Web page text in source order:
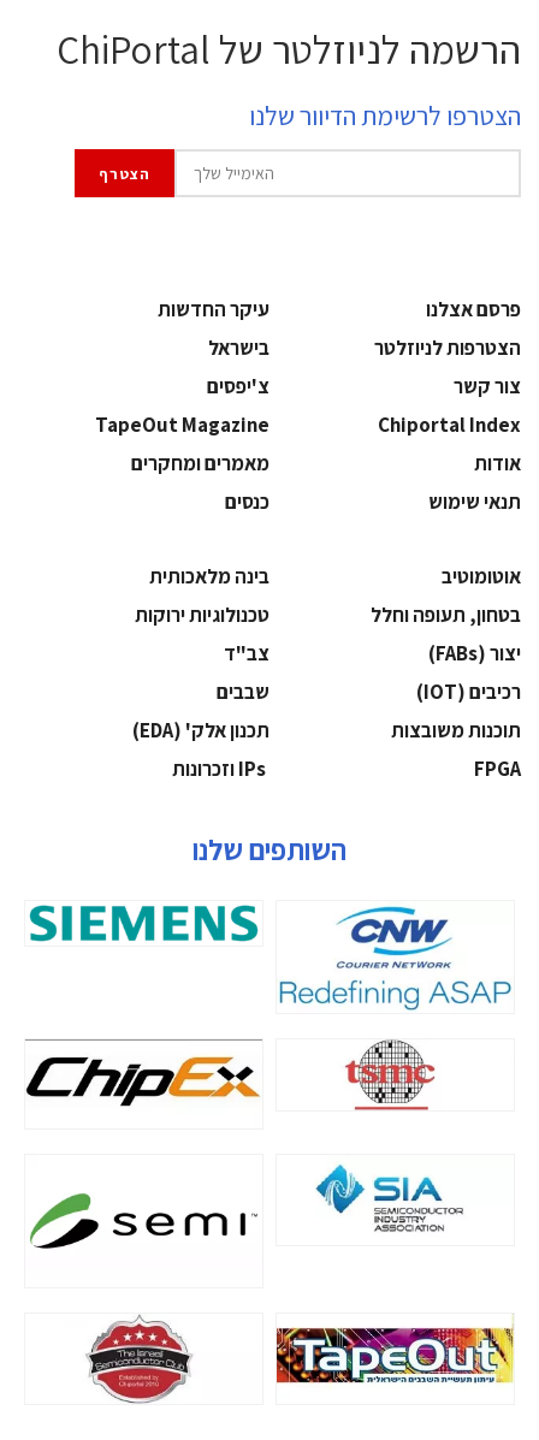
הרשמה לניוזלטר של ChiPortal
הצטרפו לרשימת הדיוור שלנו
פרסם אצלנו
עיקר החדשות
הצטרפות לניוזלטר
בישראל
צור קשר
צ'יפסים
Chiportal Index
TapeOut Magazine
אודות
מאמרים ומחקרים
תנאי שימוש
כנסים
אוטומוטיב
בינה מלאכותית
בטחון, תעופה וחלל
‫טכנולוגיות ירוקות‬
‫יצור (‪(FABs‬‬
‫צב"ד‬
‫רכיבים‬ (IOT)
‫שבבים‬
‫תוכנות משובצות‬
‫תכנון אלק' (‪(EDA‬‬
‫‪FPGA‬‬
השותפים שלנו